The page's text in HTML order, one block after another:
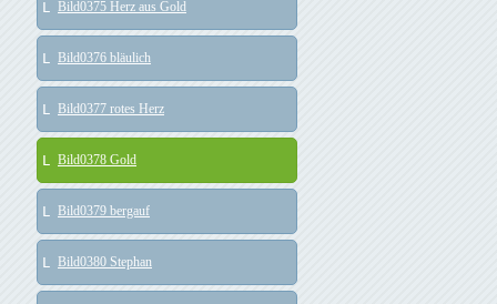
Bild0375 Herz aus Gold
Bild0376 bläulich
Bild0377 rotes Herz
Bild0378 Gold
Bild0379 bergauf
Bild0380 Stephan